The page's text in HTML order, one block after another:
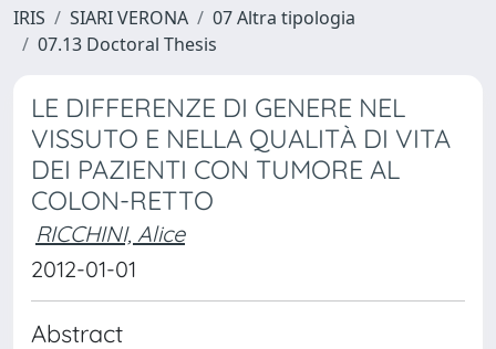
IRIS SIARI VERONA
07 Altra tipologia
07.13 Doctoral Thesis
LE DIFFERENZE DI GENERE NEL
VISSUTO E NELLA QUALITÀ DI VITA
DEI PAZIENTI CON TUMORE AL
COLON-RETTO
RICCHINI, Alice
2012-01-01
Abstract